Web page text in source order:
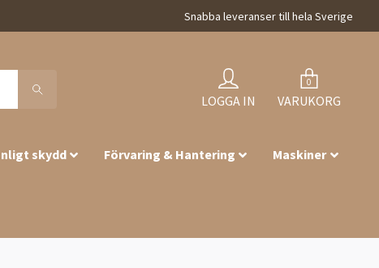
Snabba leveranser till hela Sverige
LOGGA IN
0
VARUKORG
skydd Förvaring & Hantering Maskiner